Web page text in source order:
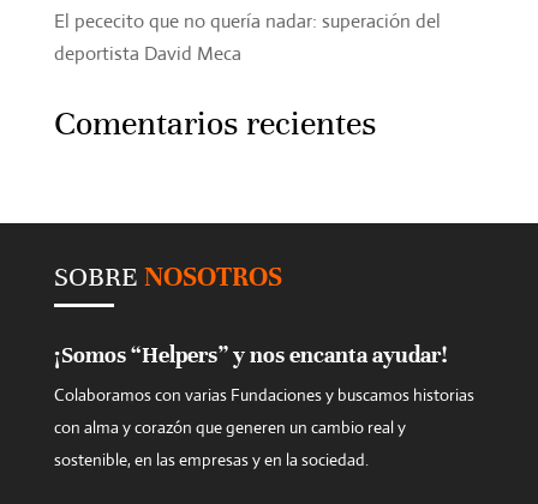
El pececito que no quería nadar: superación del
deportista David Meca
Comentarios recientes
SOBRE NOSOTROS
¡Somos “Helpers” y nos encanta ayudar!
Colaboramos con varias Fundaciones y buscamos historias
con alma y corazón que generen un cambio real y
sostenible, en las empresas y en la sociedad.